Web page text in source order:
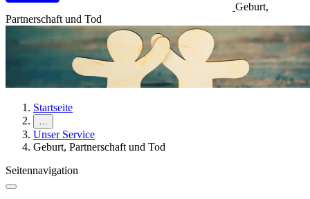
Geburt,
Partnerschaft und Tod
Startseite
Unser Service
Geburt, Partnerschaft und Tod
Seitennavigation